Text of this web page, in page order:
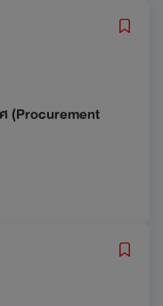
(Procurement